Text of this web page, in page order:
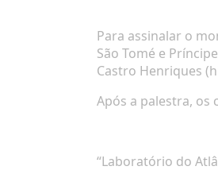
Para assinalar o
São Tomé e
Castro Henriques
Após a palestra,
“Laboratório do